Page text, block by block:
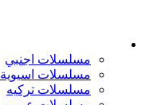
مسلسلات اجنبي
مسلسلات اسيوية
مسلسلات تركيه